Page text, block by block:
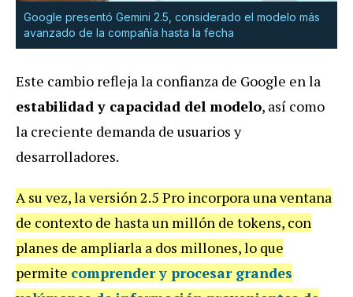
Google presentó Gemini 2.5, considerado el modelo más
avanzado de la compañía hasta la fecha
Este cambio refleja la confianza de Google en la
estabilidad y capacidad del modelo, así como
la creciente demanda de usuarios y
desarrolladores.
A su vez, la versión 2.5 Pro incorpora una ventana
de contexto de hasta un millón de tokens, con
planes de ampliarla a dos millones, lo que
permite comprender y procesar grandes